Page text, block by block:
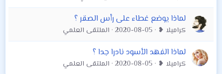
لماذا يوضع غطاء على رأس الصقر ؟
كراميلا ❥ 2020-08-05 الملتقى العلمي
لماذا الفهد الأسود نادرا جدا ؟
كراميلا ❥ 2020-08-05 الملتقى العلمي